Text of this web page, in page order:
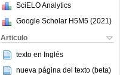
SciELO Analytics
Google Scholar H5M5 (2021 )
Articulo
texto en Inglés
nueva página del texto (beta)